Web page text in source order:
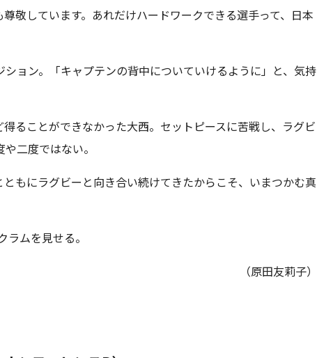
敬しています。あれだけハードワークできる選手って、日本
ョン。「キャプテンの背中についていけるように」と、気持
ることができなかった大西。セットピースに苦戦し、ラグビ
二度ではない。
もにラグビーと向き合い続けてきたからこそ、いまつかむ真
ムを見せる。
（原田友莉子）